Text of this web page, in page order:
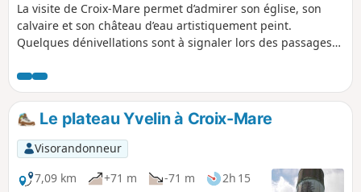
La visite de Croix-Mare permet d’admirer son église, son
calvaire et son château d’eau artistiquement peint.
Quelques dénivellations sont à signaler lors des passages
routes départementales.
Le plateau Yvelin à Croix-Mare
Visorandonneur
7,09 km
+71 m -71 m
2h 15